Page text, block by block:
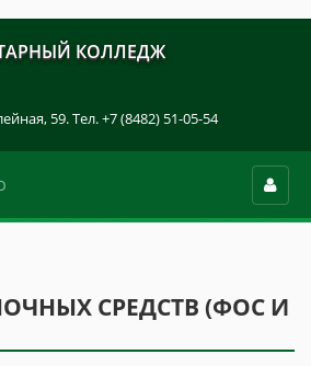
КОЛЛЕДЖ
59. Тел. +7 (8482) 51-05-54
СРЕДСТВ (ФОС И